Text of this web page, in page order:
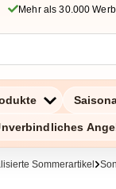
Mehr als 30.000
Sommerartikel